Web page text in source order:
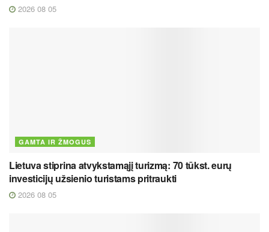
2026 08 05
GAMTA IR ŽMOGUS
Lietuva stiprina atvykstamąjį turizmą: 70 tūkst. eurų
investicijų užsienio turistams pritraukti
2026 08 05